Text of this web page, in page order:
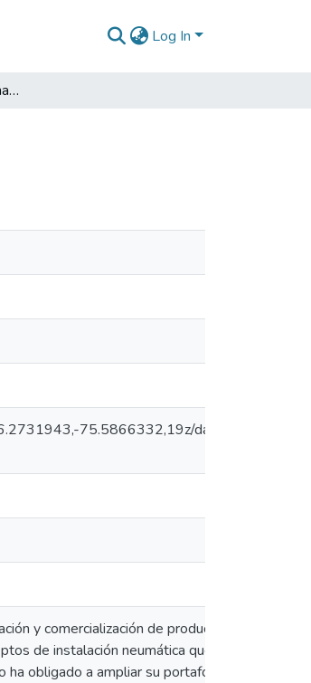
Log In
Rediseño de máquina llenadora de crema lavaplatos
75.5866332,19z/
y comercialización de productos de Aseo
de instalación neumática que se controlan
obligado a ampliar su portafolio de